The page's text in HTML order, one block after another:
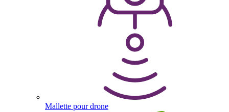
Mallette pour drone